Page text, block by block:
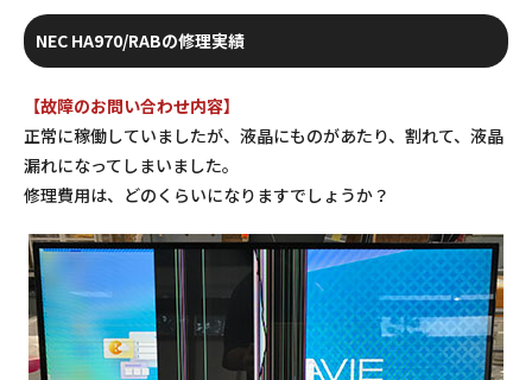
NEC HA970/RABの修理実績
【故障のお問い合わせ内容】
正常に稼働していましたが、液晶にものがあたり、割れて、液晶
漏れになってしまいました。
修理費用は、どのくらいになりますでしょうか？